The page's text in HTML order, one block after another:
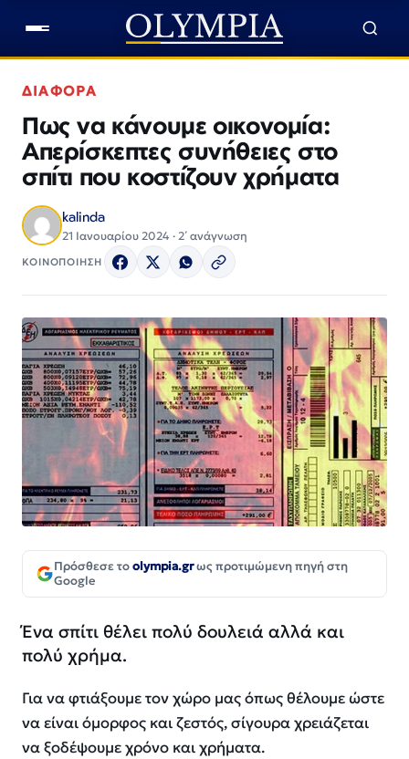
ΔΙΑΦΟΡΑ
Πως να κάνουμε οικονομία:
Απερίσκεπτες συνήθειες στο
σπίτι που κοστίζουν χρήματα
kalinda
21 Ιανουαρίου 2024 · 2΄ ανάγνωση
ΚΟΙΝΟΠΟΙΗΣΗ
Πρόσθεσε τοolympia.grως προτιμώμενη πηγή στη
Google
Ένα σπίτι θέλει πολύ δουλειά αλλά και
πολύ χρήμα.
Για να φτιάξουμε τον χώρο μας όπως θέλουμε ώστε
να είναι όμορφος και ζεστός, σίγουρα χρειάζεται
να ξοδέψουμε χρόνο και χρήματα.